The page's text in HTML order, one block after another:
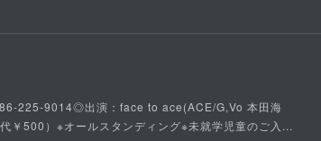
225-9014◎出演：face to ace(ACE/G,Vo 本田海
500）※オールスタンディング※未就学児童のご入...